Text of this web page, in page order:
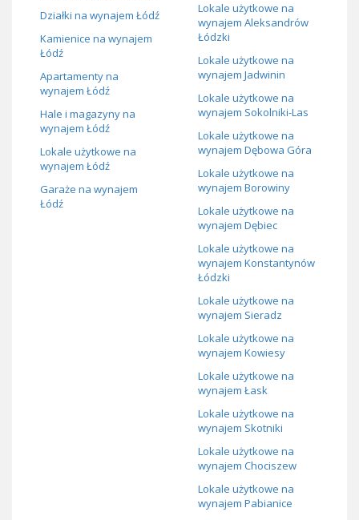
Działki na wynajem Łódź
Kamienice na wynajem
Łódź
Apartamenty na
wynajem Łódź
Hale i magazyny na
wynajem Łódź
Lokale użytkowe na
wynajem Łódź
Garaże na wynajem
Łódź
Lokale użytkowe na
wynajem Aleksandrów
Łódzki
Lokale użytkowe na
wynajem Jadwinin
Lokale użytkowe na
wynajem Sokolniki-Las
Lokale użytkowe na
wynajem Dębowa Góra
Lokale użytkowe na
wynajem Borowiny
Lokale użytkowe na
wynajem Dębiec
Lokale użytkowe na
wynajem Konstantynów
Łódzki
Lokale użytkowe na
wynajem Sieradz
Lokale użytkowe na
wynajem Kowiesy
Lokale użytkowe na
wynajem Łask
Lokale użytkowe na
wynajem Skotniki
Lokale użytkowe na
wynajem Chociszew
Lokale użytkowe na
wynajem Pabianice